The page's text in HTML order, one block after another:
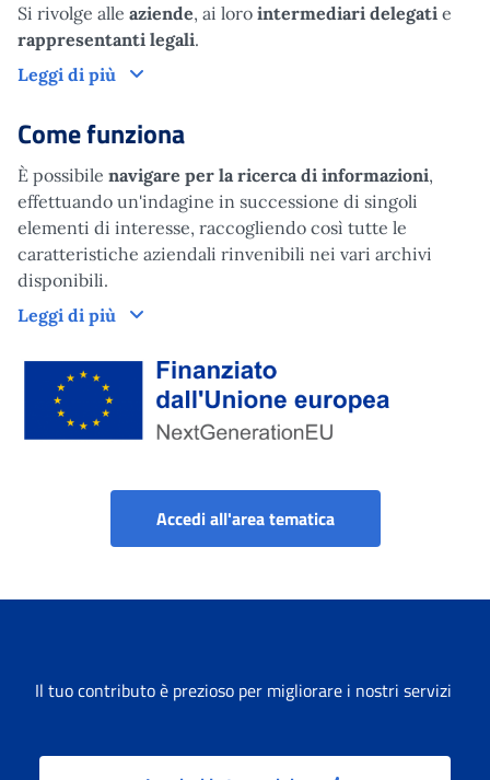
Si rivolge alle aziende, ai loro intermediari delegati e
rappresentanti legali.
Leggi di più
A chi è rivolto
Come funziona
È possibile navigare per la ricerca di informazioni,
effettuando un'indagine in successione di singoli
elementi di interesse, raccogliendo così tutte le
caratteristiche aziendali rinvenibili nei vari archivi
disponibili.
Leggi di più
Come funziona
Finanziato dall'Unione Europea tramite Next Generation EU
Accedi all'area tematicaPortale aziende,
Il tuo contributo è prezioso per migliorare i nostri servizi